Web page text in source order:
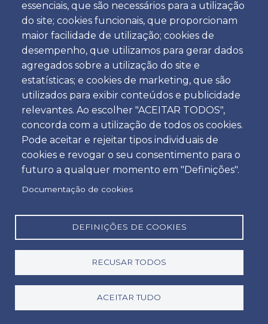
essenciais, que são necessários para a utilização
do site; cookies funcionais, que proporcionam
maior facilidade de utilização; cookies de
desempenho, que utilizamos para gerar dados
agregados sobre a utilização do site e
estatísticas; e cookies de marketing, que são
utilizados para exibir conteúdos e publicidade
relevantes. Ao escolher "ACEITAR TODOS",
concorda com a utilização de todos os cookies.
Pode aceitar e rejeitar tipos individuais de
cookies e revogar o seu consentimento para o
futuro a qualquer momento em "Definições".
Documentação de cookies
DEFINIÇÕES DE COOKIES
RECUSAR TODOS
ACEITAR TUDO
5 5 Automática 3 Gasolina AC
Veículo de Passageiros
Veículo Económico Automático a Gasolina
5 Passageiros & 3 Malas
2 Passageiros & 5 Malas
Extras disponíveis
grupo 1 - 3
PAI - Seguro de Acidentes Pessoais
SCDW - Aluguer sem Franquia
GCS - Seguro Espanha
TWL (pneus, vidros e fechaduras)